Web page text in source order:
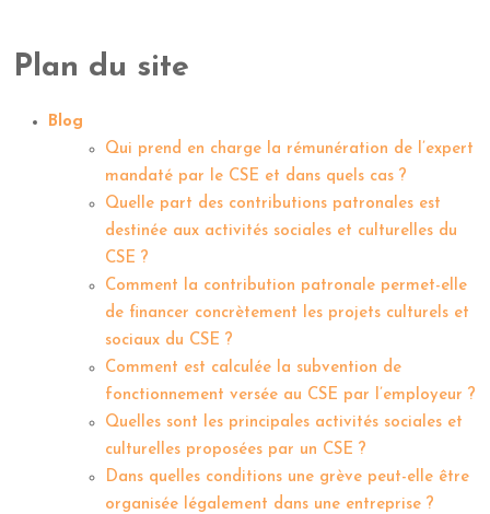
Plan du site
Blog
Qui prend en charge la rémunération de l’expert
mandaté par le CSE et dans quels cas ?
Quelle part des contributions patronales est
destinée aux activités sociales et culturelles du
CSE ?
Comment la contribution patronale permet-elle
de financer concrètement les projets culturels et
sociaux du CSE ?
Comment est calculée la subvention de
fonctionnement versée au CSE par l’employeur ?
Quelles sont les principales activités sociales et
culturelles proposées par un CSE ?
Dans quelles conditions une grève peut-elle être
organisée légalement dans une entreprise ?